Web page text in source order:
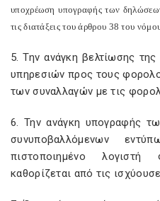
υποχρέωση υπογραφής των
τις διατάξεις του άρθρου 38 του
5. Την ανάγκη βελτίωσης
υπηρεσιών προς τους
των συναλλαγών με τις
6. Την ανάγκη υπογραφής
συνυποβαλλόμενων
πιστοποιημένο
καθορίζεται από τις